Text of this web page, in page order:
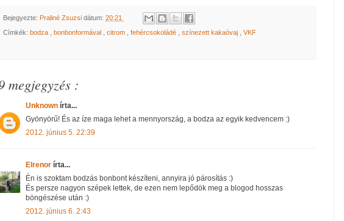
Bejegyezte: Praliné Zsuzsi dátum: 20:21
Címkék: bodza bonbonformával citrom fehércsokoládé színezett kakaóvaj VKF
megjegyzés :
Unknown írta...
Gyönyörű! És az íze maga lehet a mennyország, a bodza az egyik kedvencem :)
2012. június 5. 22:39
Elrenor írta...
Én is szoktam bodzás bonbont készíteni, annyira jó párosítás :)
És persze nagyon szépek lettek, de ezen nem lepődök meg a blogod hosszas
böngészése után :)
2012. június 6. 2:43